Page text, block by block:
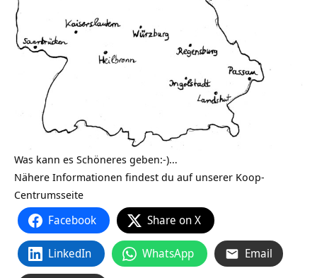
Was kann es Schöneres geben:-)…
Nähere Informationen findest du auf unserer Koop-
Centrumsseite
Facebook Share on X
LinkedIn WhatsApp Email